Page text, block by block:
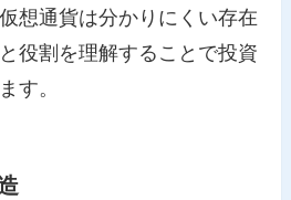
想通貨は分かりにくい存在
役割を理解することで投資
す。